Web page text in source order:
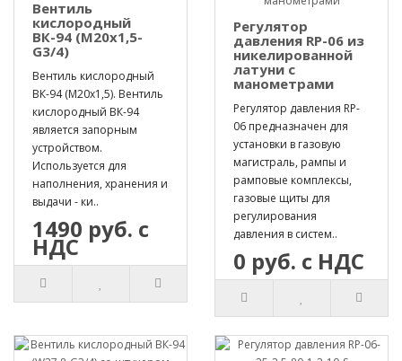
Вентиль
кислородный
ВК-94 (М20х1,5-
G3/4)
Вентиль кислородный
ВК-94 (М20х1,5). Вентиль
кислородный ВК-94
является запорным
устройством.
Используется для
наполнения, хранения и
выдачи - ки..
1490 руб. с
НДС
Регулятор
давления RP-06 из
никелированной
латуни с
манометрами
Регулятор давления RP-
06 предназначен для
установки в газовую
магистраль, рампы и
рамповые комплексы,
газовые щиты для
регулирования
давления в систем..
0 руб. с НДС